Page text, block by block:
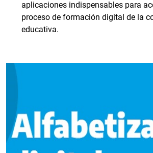
aplicaciones indispensables para
proceso de formación digital de la
educativa.